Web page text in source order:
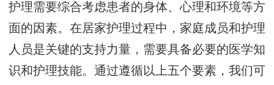
护理需要综合考虑患者的身体、心理和环境等方
面的因素。在居家护理过程中，家庭成员和护理
人员是关键的支持力量，需要具备必要的医学知
识和护理技能。通过遵循以上五个要素，我们可